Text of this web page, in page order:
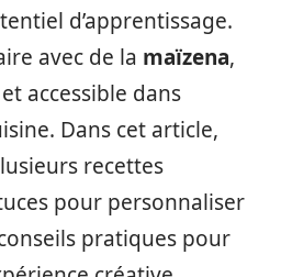
d’apprentissage.
avec de la maïzena,
accessible dans
Dans cet article,
recettes
pour personnaliser
pratiques pour